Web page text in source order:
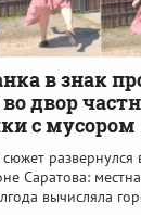
в знак
двор
с мусором
развернулся
Саратова:
вычисляла